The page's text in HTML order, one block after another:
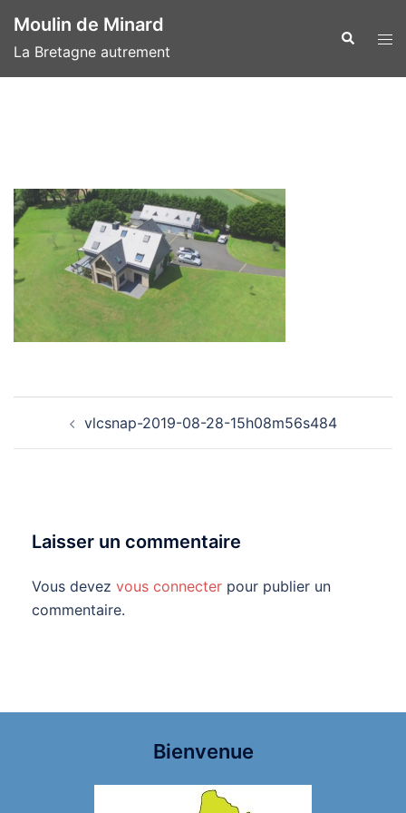
au
contenu
Moulin de Minard
La Bretagne autrement
d’articlevlcsnap-2019-08-28-15h08m56s484
Laisser un commentaire
Vous devez vous connecter pour publier un
commentaire.
Bienvenue